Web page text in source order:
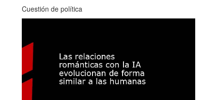
Cuestión de política